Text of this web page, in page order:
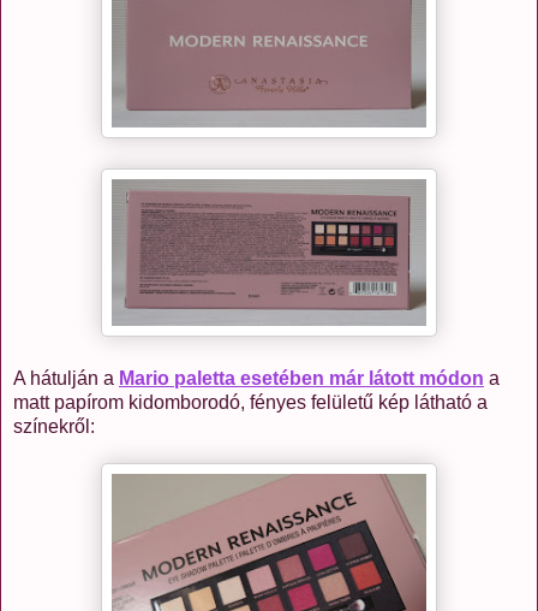
A hátulján a Mario paletta esetében már látott módon a
matt papírom kidomborodó, fényes felületű kép látható a
színekről: